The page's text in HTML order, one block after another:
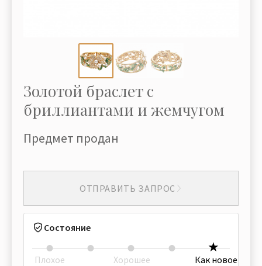
Золотой браслет с
бриллиантами и жемчугом
Предмет продан
ОТПРАВИТЬ ЗАПРОС
Состояние
Плохое Хорошее Как новое